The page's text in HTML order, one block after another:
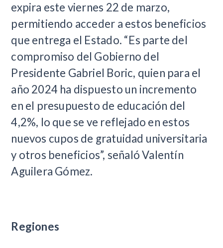
expira este viernes 22 de marzo,
permitiendo acceder a estos beneficios
que entrega el Estado. “Es parte del
compromiso del Gobierno del
Presidente Gabriel Boric, quien para el
año 2024 ha dispuesto un incremento
en el presupuesto de educación del
4,2%, lo que se ve reflejado en estos
nuevos cupos de gratuidad universitaria
y otros beneficios”, señaló Valentín
Aguilera Gómez.
Regiones